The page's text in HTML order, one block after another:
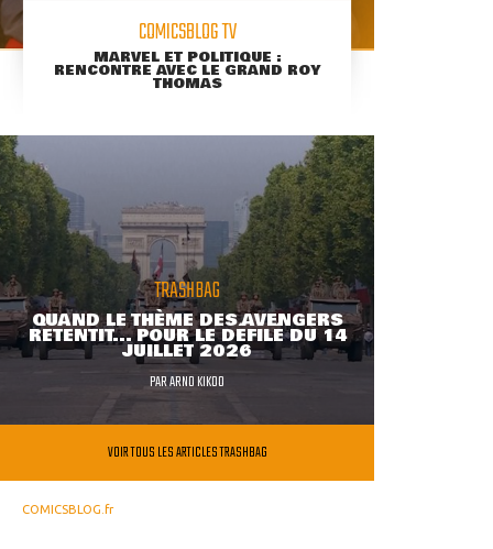
COMICSBLOG TV
MARVEL ET POLITIQUE :
RENCONTRE AVEC LE GRAND ROY
THOMAS
TRASHBAG
QUAND LE THÈME DES AVENGERS
RETENTIT... POUR LE DÉFILÉ DU 14
JUILLET 2026
PARARNO KIKOO
VOIR TOUS LES ARTICLES TRASHBAG
COMICSBLOG.fr